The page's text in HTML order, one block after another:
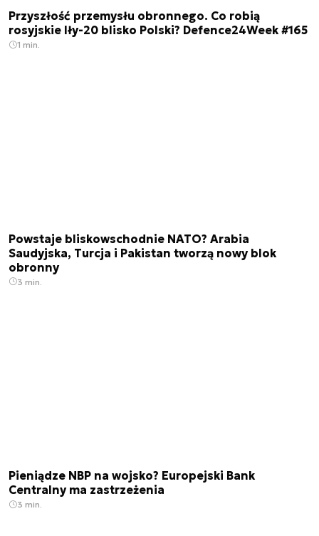
Przyszłość przemysłu obronnego. Co robią
rosyjskie Iły-20 blisko Polski? Defence24Week #165
1 min.
Powstaje bliskowschodnie NATO? Arabia
Saudyjska, Turcja i Pakistan tworzą nowy blok
obronny
3 min.
Pieniądze NBP na wojsko? Europejski Bank
Centralny ma zastrzeżenia
3 min.